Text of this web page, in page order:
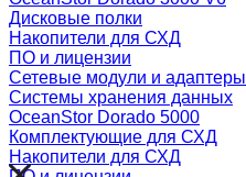
Дисковые полки
Накопители для СХД
ПО и лицензии
Сетевые модули и адаптеры
Системы хранения данных
OceanStor Dorado 5000
Комплектующие для СХД
Накопители для СХД